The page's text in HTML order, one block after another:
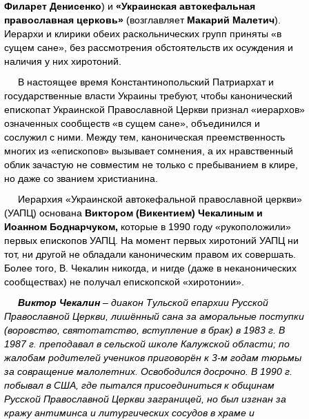
Филарет Денисенко) и «Украинская автокефальная
православная церковь» (возглавляет Макарий Малетич).
Иерархи и клирики обеих раскольнических групп приняты «в
сущем сане», без рассмотрения обстоятельств их осуждения и
наличия у них хиротоний.
В настоящее время Константинопольский Патриархат и
государственные власти Украины требуют, чтобы канонический
епископат Украинской Православной Церкви признал «иерархов»
означенных сообществ «в сущем сане», объединился и
сослужил с ними. Между тем, каноническая преемственность
многих из «епископов» вызывает сомнения, а их нравственный
облик зачастую не совместим не только с пребыванием в клире,
но даже со званием христианина.
Иерархия «Украинской автокефальной православной церкви»
(УАПЦ) основана Виктором (Викентием) Чекалиным и
Иоанном Боднарчуком, которые в 1990 году «рукоположили»
первых епископов УАПЦ. На момент первых хиротоний УАПЦ ни
тот, ни другой не обладали каноническим правом их совершать.
Более того, В. Чекалин никогда, и нигде (даже в неканонических
сообществах) не получал епископской «хиротонии».
Виктор Чекалин – диакон Тульской епархии Русской
Православной Церкви, лишённый сана за аморальные поступки
(воровство, святотатство, вступление в брак) в 1983 г. В
1987 г. преподавал в сельской школе Калужской области; по
жалобам родителей учеников приговорён к 3-м годам тюрьмы
за совращение малолетних. Освободился досрочно. В 1990 г.
побывал в США, где пытался присоединиться к общинам
Русской Православной Церкви заграницей, но был изгнан за
кражу антиминса и литургических сосудов в храме и